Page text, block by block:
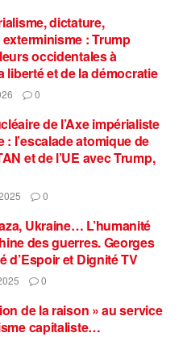
dictature,
: Trump
occidentales à
liberté et de la démocratie
0
de l’Axe impérialiste
: l’escalade atomique de
et de l’UE avec Trump,
0
Ukraine… L’humanité
des guerres. Georges
d’Espoir et Dignité TV
0
de la raison » au service
capitaliste…